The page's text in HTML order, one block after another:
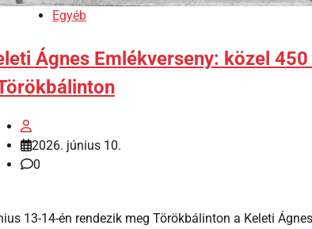
Egyéb
Ágnes Emlékverseny: közel
2026. június 10.
0
13-14-én rendezik meg Törökbálinton a Keleti Ágnes